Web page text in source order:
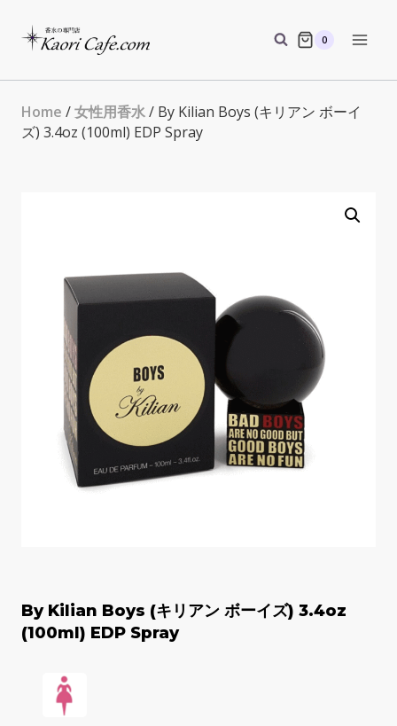
0
Home /女性用香水/ By Kilian Boys (キリアン ボーイ
ズ) 3.4oz (100ml) EDP Spray
By Kilian Boys (キリアン ボーイズ) 3.4oz
(100ml) EDP Spray